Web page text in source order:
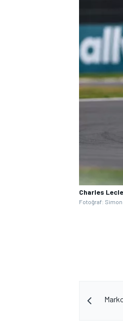
Charles
Fotoğraf: Simon